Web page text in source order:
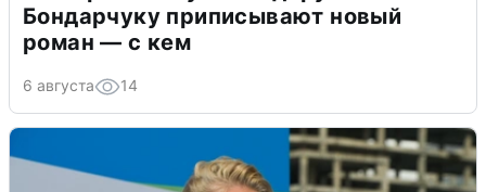
Бондарчуку приписывают новый
роман — с кем
6 августа 14